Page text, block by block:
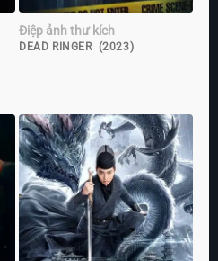
Điệp ảnh thư kích
DEAD RINGER (2023)